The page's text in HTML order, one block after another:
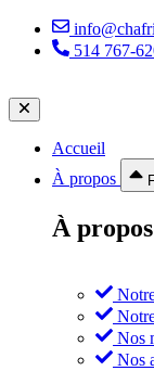
Aller
514 767-
Accueil
À propos
À
Nos
Nos